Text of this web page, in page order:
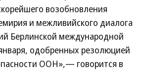
возобновления
и межливийского диалога
Берлинской международной
одобренных резолюцией
ООН»,— говорится в